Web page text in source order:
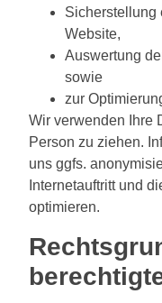
Sicherstellung
Website,
Auswertung
sowie
zur
Wir verwenden Ihre
Person zu ziehen.
uns ggfs.
Internetauftritt und
optimieren.